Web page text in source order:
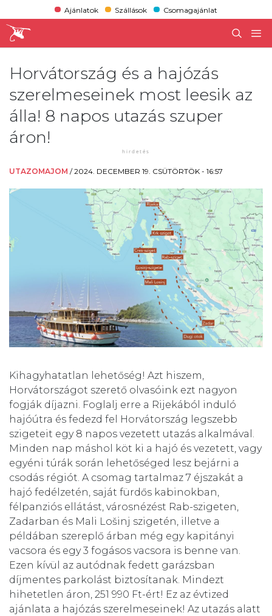
Ajánlatok Szállások Csomagajánlat
Horvátország és a hajózás
szerelmeseinek most leesik az
álla! 8 napos utazás szuper
áron!
UTAZOMAJOM /2024. DECEMBER 19. CSÜTÖRTÖK - 16:57
Kihagyhatatlan lehetőség! Azt hiszem,
Horvátországot szerető olvasóink ezt nagyon
fogják díjazni. Foglalj erre a Rijekából induló
hajóútra és fedezd fel Horvátország legszebb
szigeteit egy 8 napos vezetett utazás alkalmával.
Minden nap máshol köt ki a hajó és vezetett, vagy
egyéni túrák során lehetőséged lesz bejárni a
csodás régiót. A csomag tartalmaz 7 éjszakát a
hajó fedélzetén, saját fürdős kabinokban,
félpanziós ellátást, városnézést Rab-szigeten,
Zadarban és Mali Lošinj szigetén, illetve a
példában szereplő árban még egy kapitányi
vacsora és egy 3 fogásos vacsora is benne van.
Ezen kívül az autódnak fedett garázsban
díjmentes parkolást biztosítanak. Mindezt
hihetetlen áron, 251 990 Ft-ért! Ez az évtized
ajánlata a hajózás szerelmeseinek! Az utazás alatt